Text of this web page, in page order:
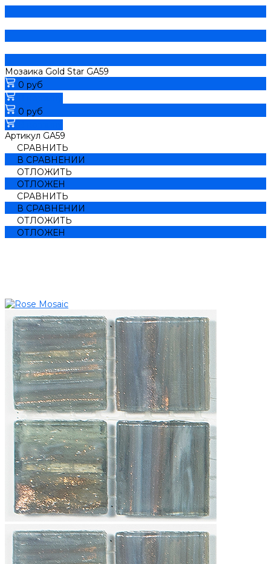
Мозаика Gold Star GA59
0 руб
0 руб
Артикул GA59
СРАВНИТЬ
В СРАВНЕНИИ
ОТЛОЖИТЬ
ОТЛОЖЕН
СРАВНИТЬ
В СРАВНЕНИИ
ОТЛОЖИТЬ
ОТЛОЖЕН